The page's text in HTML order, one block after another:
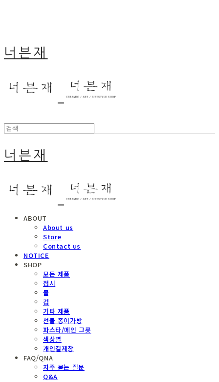
너븐재
너븐재
ABOUT
About us
Store
Contact us
NOTICE
SHOP
모든 제품
접시
볼
컵
기타 제품
선물 종이가방
파스타/메인 그릇
색상별
개인결제창
FAQ/QNA
자주 묻는 질문
Q&A